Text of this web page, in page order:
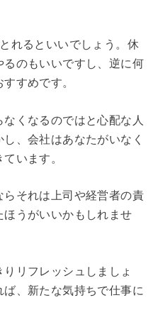
れるといいでしょう。休
のもいいですし、逆に何
すめです。
くなるのではと心配な人
、会社はあなたがいなく
います。
それは上司や経営者の責
うがいいかもしれませ
リフレッシュしましょ
、新たな気持ちで仕事に